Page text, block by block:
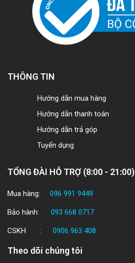
THÔNG TIN
Hướng dẫn mua hàng
Hướng dẫn thanh toán
Hướng dẫn trả góp
Tuyển dụng
TỔNG ĐÀI HỖ TRỢ (8:00 - 21:00)
Mua hàng: 096 991 9449
Bảo hành: 093 668 0717
CSKH : 0906 963 408
Theo dõi chúng tôi